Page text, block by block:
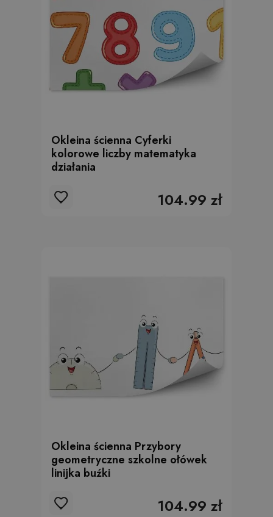
Okleina ścienna Cyferki
kolorowe liczby matematyka
działania
104.99 zł
Okleina ścienna Przybory
geometryczne szkolne ołówek
linijka buźki
104.99 zł